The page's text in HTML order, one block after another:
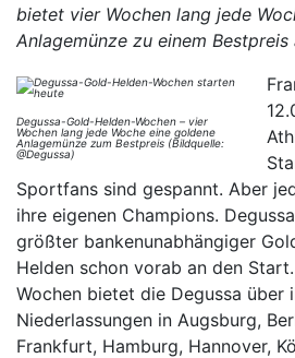
bietet vier Wochen lang jede
Anlagemünze zu einem Bestpreis
Degussa-Gold-Helden-Wochen – vier
Wochen lang jede Woche eine goldene
Anlagemünze zum Bestpreis (Bildquelle:
@Degussa)
Sportfans sind gespannt. Aber
ihre eigenen Champions.
größter bankenunabhängiger
Helden schon vorab an den
Wochen bietet die Degussa über
Niederlassungen in Augsburg,
Frankfurt, Hamburg, Hannover,